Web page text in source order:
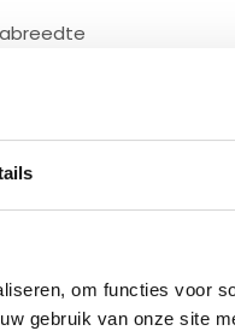
om functies voor
gebruik van onze site
102
clock,